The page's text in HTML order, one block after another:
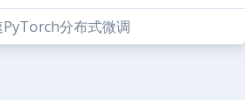
分布式微调